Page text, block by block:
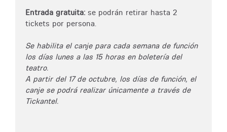
Entrada gratuita: se podrán retirar hasta 2
tickets por persona.
Se habilita el canje para cada semana de función
los días lunes a las 15 horas en boletería del
teatro.
A partir del 17 de octubre, los días de función, el
canje se podrá realizar únicamente a través de
Tickantel.